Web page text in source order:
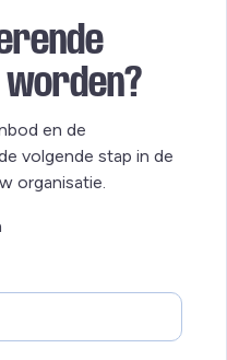
en de
volgende stap in de
organisatie.